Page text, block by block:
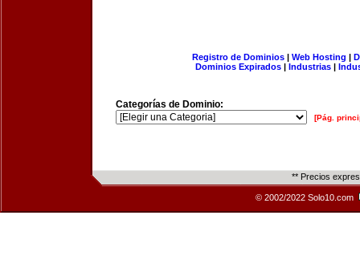
Registro de Dominios| Web Hosting |
Dominios Expirados | Industrias |
Categorías de Dominio:
[Pág.
** Precios
© 2002/2022 Solo10.com